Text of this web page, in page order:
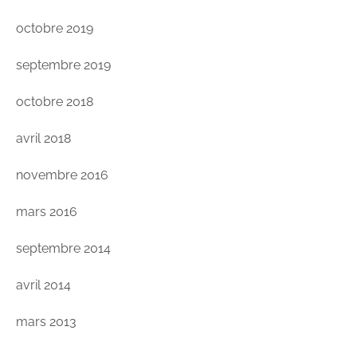
octobre 2019
septembre 2019
octobre 2018
avril 2018
novembre 2016
mars 2016
septembre 2014
avril 2014
mars 2013